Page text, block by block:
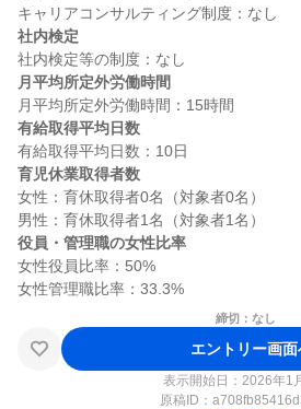
社内検定
月平均所定外労働時間
有給取得平均日数
育児休業取得者数
女性：育休取得者0名（対象者0名）
役員・管理職の女性比率
女性役員比率：50%
締切：なし
エントリー画面
表示開始日：2026年1
原稿ID：